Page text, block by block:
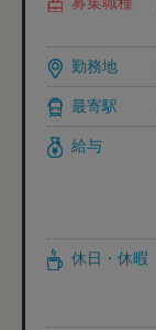
勤務地
最寄駅
給与
休日・休暇